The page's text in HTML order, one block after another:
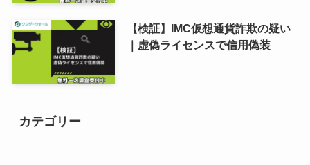
【検証】IMC仮想通貨詐欺の疑い
｜虚偽ライセンスで信用偽装
カテゴリー